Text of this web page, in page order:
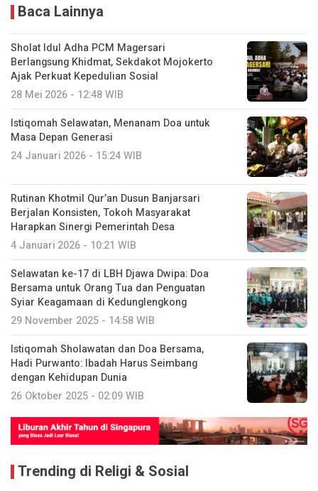
Baca Lainnya
Sholat Idul Adha PCM Magersari
Berlangsung Khidmat, Sekdakot Mojokerto
Ajak Perkuat Kepedulian Sosial
28 Mei 2026 - 12:48 WIB
Istiqomah Selawatan, Menanam Doa untuk
Masa Depan Generasi
24 Januari 2026 - 15:24 WIB
Rutinan Khotmil Qur’an Dusun Banjarsari
Berjalan Konsisten, Tokoh Masyarakat
Harapkan Sinergi Pemerintah Desa
4 Januari 2026 - 10:21 WIB
Selawatan ke-17 di LBH Djawa Dwipa: Doa
Bersama untuk Orang Tua dan Penguatan
Syiar Keagamaan di Kedunglengkong
29 November 2025 - 14:58 WIB
Istiqomah Sholawatan dan Doa Bersama,
Hadi Purwanto: Ibadah Harus Seimbang
dengan Kehidupan Dunia
26 Oktober 2025 - 02:09 WIB
Trending di Religi & Sosial